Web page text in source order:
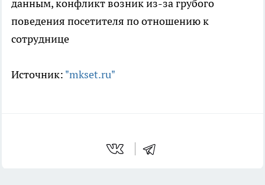
данным, конфликт возник из-за грубого
поведения посетителя по отношению к
сотруднице
Источник: "mkset.ru"